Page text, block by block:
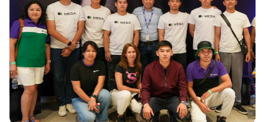
Кызматтар
Кызматтар Көңүл ачуучу Соц. тармактар
Компания
Кызмат көрсөтүүлөр